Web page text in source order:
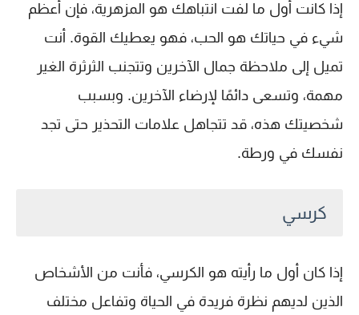
إذا كانت أول ما لفت انتباهك هو المزهرية، فإن أعظم
شيء في حياتك هو الحب، فهو يعطيك القوة. أنت
تميل إلى ملاحظة جمال الآخرين وتتجنب الثرثرة الغير
مهمة، وتسعى دائمًا لإرضاء الآخرين. وبسبب
شخصيتك هذه، قد تتجاهل علامات التحذير حتى تجد
نفسك في ورطة.
كرسي
إذا كان أول ما رأيته هو الكرسي، فأنت من الأشخاص
الذين لديهم نظرة فريدة في الحياة وتفاعل مختلف